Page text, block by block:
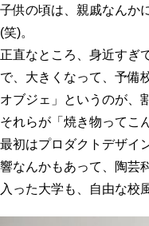
子供の頃は、親戚なんか
(笑)。
正直なところ、身近すぎ
で、大きくなって、予
オブジェ」というのが、
それらが「焼き物ってこ
最初はプロダクトデザイ
響なんかもあって、陶芸
入った大学も、自由な校